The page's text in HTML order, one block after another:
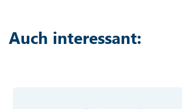
Auch interessant: